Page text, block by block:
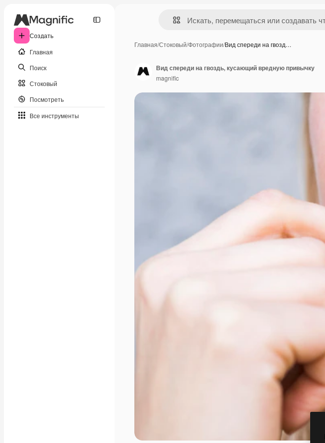
Создать
Главная
Поиск
Стоковый
Посмотреть
Все инструменты
Главная/Стоковый/Фотографии/Вид спереди на гвозд…
Вид спереди на гвоздь, кусающий вредную привычку
magnific